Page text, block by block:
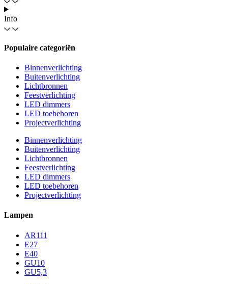
Info
Populaire categoriën
Binnenverlichting
Buitenverlichting
Lichtbronnen
Feestverlichting
LED dimmers
LED toebehoren
Projectverlichting
Binnenverlichting
Buitenverlichting
Lichtbronnen
Feestverlichting
LED dimmers
LED toebehoren
Projectverlichting
Lampen
AR111
E27
E40
GU10
GU5,3